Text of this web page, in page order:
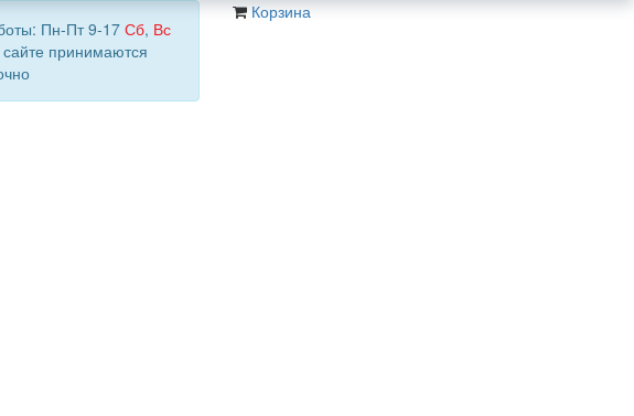
Пн-Пт 9-17 Сб, Вс
принимаются
Корзина